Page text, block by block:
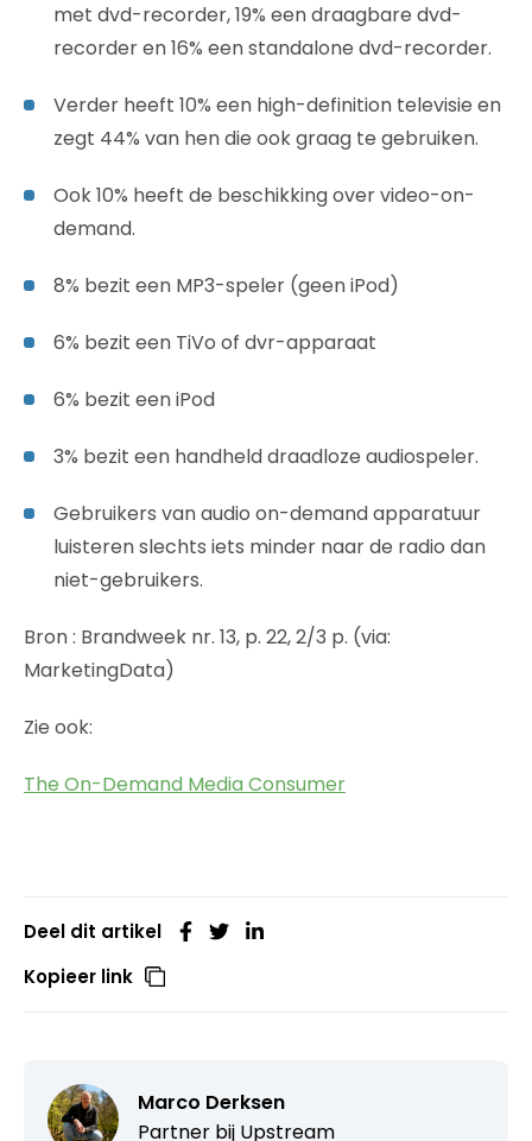
met dvd-recorder, 19% een draagbare dvd-
recorder en 16% een standalone dvd-recorder.
Verder heeft 10% een high-definition televisie en
zegt 44% van hen die ook graag te gebruiken.
Ook 10% heeft de beschikking over video-on-
demand.
8% bezit een MP3-speler (geen iPod)
6% bezit een TiVo of dvr-apparaat
6% bezit een iPod
3% bezit een handheld draadloze audiospeler.
Gebruikers van audio on-demand apparatuur
luisteren slechts iets minder naar de radio dan
niet-gebruikers.
Bron : Brandweek nr. 13, p. 22, 2/3 p. (via:
MarketingData)
Zie ook:
The On-Demand Media Consumer
Deel dit artikel
Kopieer link
Marco Derksen
Partner bij Upstream